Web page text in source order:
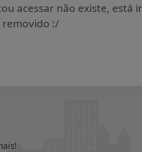
acessar não existe, está
removido :/